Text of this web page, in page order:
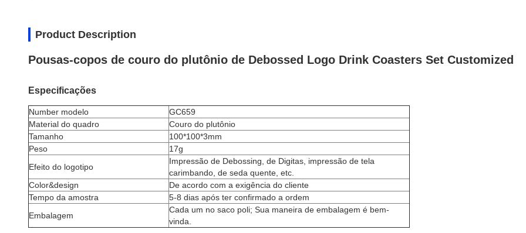
Product Description
Pousas-copos de couro do plutônio de Debossed Logo Drink Coasters Set Customized
Especificações
Number modelo
GC659
Material do quadro
Couro do plutônio
Tamanho
100*100*3mm
Peso
17g
Efeito do logotipo
Impressão de Debossing, de Digitas, impressão de tela
carimbando, de seda quente, etc.
Color&design
De acordo com a exigência do cliente
Tempo da amostra
5-8 dias após ter confirmado a ordem
Embalagem
Cada um no saco poli; Sua maneira de embalagem é bem-
vinda.